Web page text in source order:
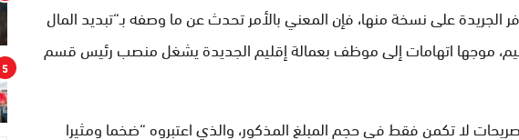
على نسخة منها، فإن المعني بالأمر تحدث عن ما وصفه بـ“تبديد المال
تصل إلى 50 مليار سنتيم، موجها اتهامات إلى موظف بعمالة إقليم الجديدة يشغل منصب رئيس قسم
لا تكمن فقط في حجم المبلغ المذكور، والذي اعتبروه “ضخما ومثيرا
5